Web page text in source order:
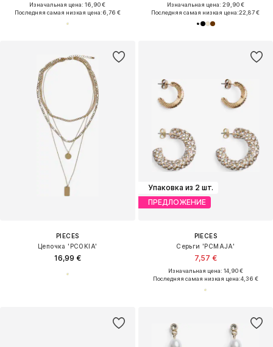
Изначальная цена: 16,90 €
Последняя самая низкая цена:6,76 €
Изначальная цена: 29,90 €
Последняя самая низкая цена:22,87 €
PIECES
Цепочка 'PCOKIA'
16,99 €
Упаковка из 2 шт.
ПРЕДЛОЖЕНИЕ
PIECES
Серьги 'PCMAJA'
7,57 €
Изначальная цена: 14,90 €
Последняя самая низкая цена:4,36 €